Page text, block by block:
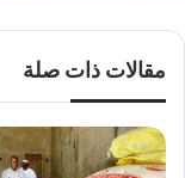
مقالات ذات صلة